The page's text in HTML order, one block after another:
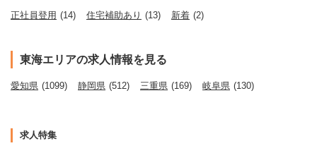
正社員登用 (14) 住宅補助あり (13) 新着 (2)
東海エリアの求人情報を見る
愛知県 (1099) 静岡県 (512) 三重県 (169) 岐阜県 (130)
求人特集